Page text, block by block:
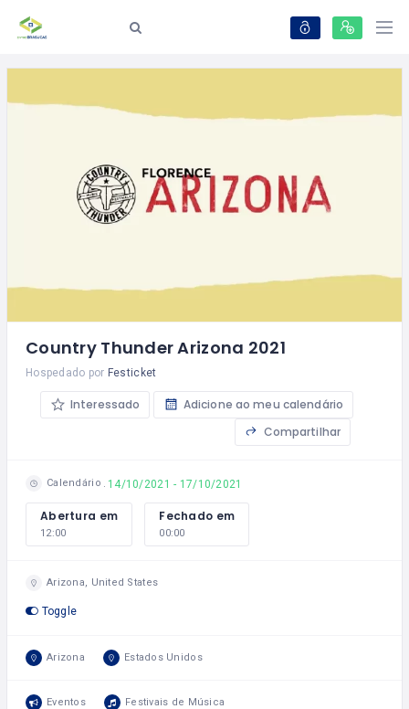
Country Thunder Arizona 2021
Hospedado por Festicket
Interessado
Adicione ao meu calendário
Compartilhar
Calendário 14/10/2021 - 17/10/2021
Abertura em
12:00
Fechado em
00:00
Arizona, United States
Toggle
Arizona Estados Unidos
Eventos Festivais de Música